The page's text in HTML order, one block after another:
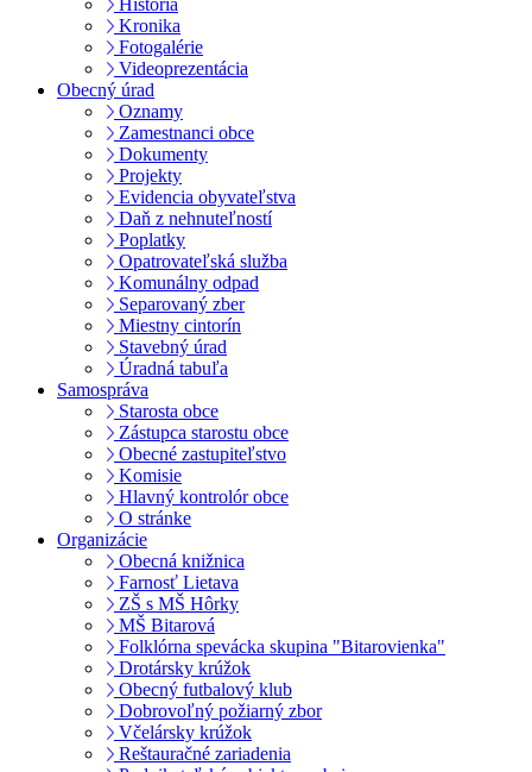
Kronika
Fotogalérie
Videoprezentácia
Obecný úrad
Oznamy
Zamestnanci obce
Dokumenty
Projekty
Evidencia obyvateľstva
Daň z nehnuteľností
Poplatky
Opatrovateľská služba
Komunálny odpad
Separovaný zber
Miestny cintorín
Stavebný úrad
Úradná tabuľa
Samospráva
Starosta obce
Zástupca starostu obce
Obecné zastupiteľstvo
Komisie
Hlavný kontrolór obce
O stránke
Organizácie
Obecná knižnica
Farnosť Lietava
ZŠ s MŠ Hôrky
MŠ Bitarová
Folklórna spevácka skupina "Bitarovienka"
Drotársky krúžok
Obecný futbalový klub
Dobrovoľný požiarný zbor
Včelársky krúžok
Reštauračné zariadenia